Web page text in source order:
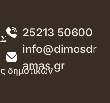
25213 50600
info@dimosdr
amas.gr
δημοτικών